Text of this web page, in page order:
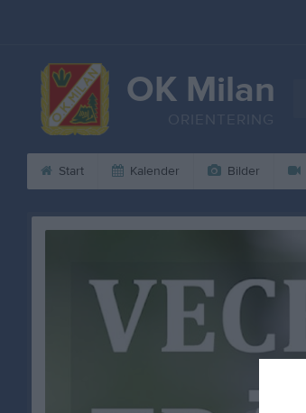
OK Milan
Start Kalender Bilder